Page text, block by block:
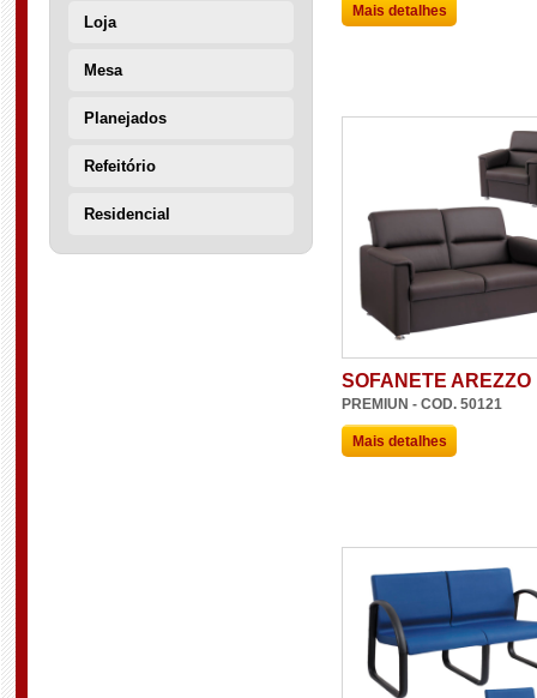
Loja
Mesa
Planejados
Refeitório
Residencial
Mais detalhes
SOFANETE AREZZO
PREMIUN - COD. 50121
Mais detalhes